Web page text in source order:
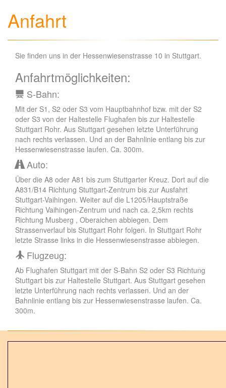
Anfahrt
Sie finden uns in der Hessenwiesenstrasse 10 in Stuttgart.
Anfahrtmöglichkeiten:
S-Bahn:
Mit der S1, S2 oder S3 vom Hauptbahnhof bzw. mit der S2
oder S3 von der Haltestelle Flughafen bis zur Haltestelle
Stuttgart Rohr. Aus Stuttgart gesehen letzte Unterführung
nach rechts verlassen. Und an der Bahnlinie entlang bis zur
Hessenwiesenstrasse laufen. Ca. 300m.
Auto:
Über die A8 oder A81 bis zum Stuttgarter Kreuz. Dort auf die
A831/B14 Richtung Stuttgart-Zentrum bis zur Ausfahrt
Stuttgart-Vaihingen. Weiter auf die L1205/Hauptstraße
Richtung Vaihingen-Zentrum und nach ca. 2,5km rechts
Richtung Musberg , Oberaichen abbiegen. Dem
Strassenverlauf bis Stuttgart Rohr folgen. In Stuttgart Rohr
letzte Strasse links in die Hessenwiesenstrasse abbiegen.
Flugzeug:
Ab Flughafen Stuttgart mit der S-Bahn S2 oder S3 Richtung
Stuttgart bis zur Haltestelle Stuttgart. Aus Stuttgart gesehen
letzte Unterführung nach rechts verlassen. Und an der
Bahnlinie entlang bis zur Hessenwiesenstrasse laufen. Ca.
300m.